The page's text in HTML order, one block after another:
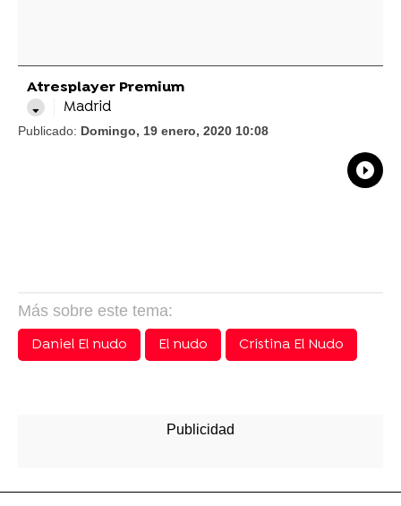
Atresplayer Premium
Madrid
Publicado: Domingo, 19 enero, 2020 10:08
Más sobre este tema:
Daniel El nudo
El nudo Cristina El Nudo